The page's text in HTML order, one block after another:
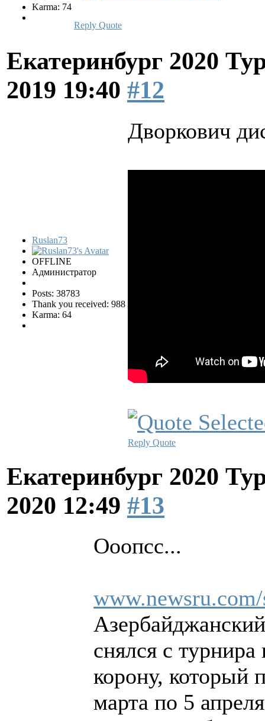
Karma: 74
Reply Quote
Екатеринбург 2020
2019 19:40 #12
Ruslan73
OFFLINE
Администратор
Posts: 38783
Thank you received: 988
Karma: 64
Дворкович
Reply Quote
Екатеринбург 2020
2020 12:49 #13
Ооопсс...
снялся с
корону, который
марта по 5